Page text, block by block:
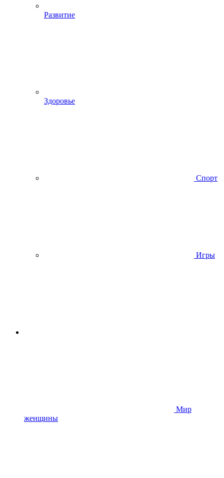
Развитие
Здоровье
Спорт
Игры
Мир
женщины